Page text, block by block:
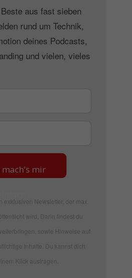
aus fast sieben
rund um Technik,
deines Podcasts,
und vielen, vieles
mach's mir
Newsletter, der max.
wird. Darin findest du
sowie Hinweise auf
Inhalte. Du kannst dich
Klick austragen.